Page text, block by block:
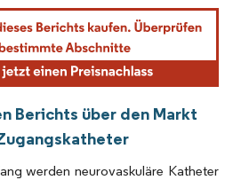
Berichts über den Markt
werden neurovaskuläre Katheter